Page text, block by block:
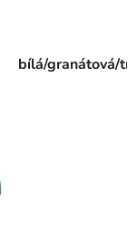
bílá/granátová/